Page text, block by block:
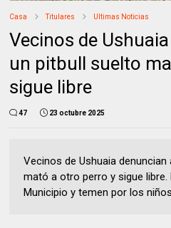
Casa Titulares Ultimas Noticias
Vecinos de
un pitbull suelto
sigue libre
47 23 octubre 2025
Vecinos de Ushuaia
mató a otro perro y sigue libre.
Municipio y temen por los